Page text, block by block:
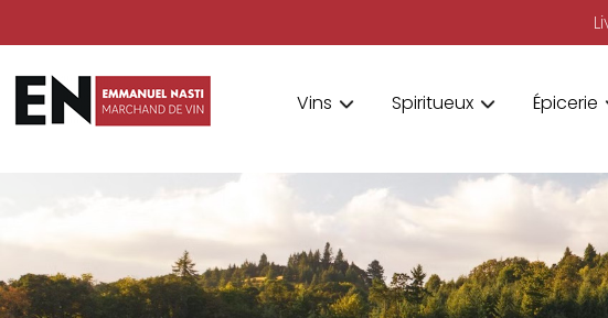
Vins Spiritueux Épicerie